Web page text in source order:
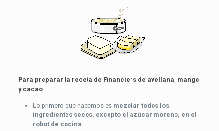
Para preparar la receta de Financiers de avellana, mango
y cacao
Lo primero que hacemos esmezclar todos los
ingredientes secos, excepto el azúcar moreno, en el
robot de cocina.